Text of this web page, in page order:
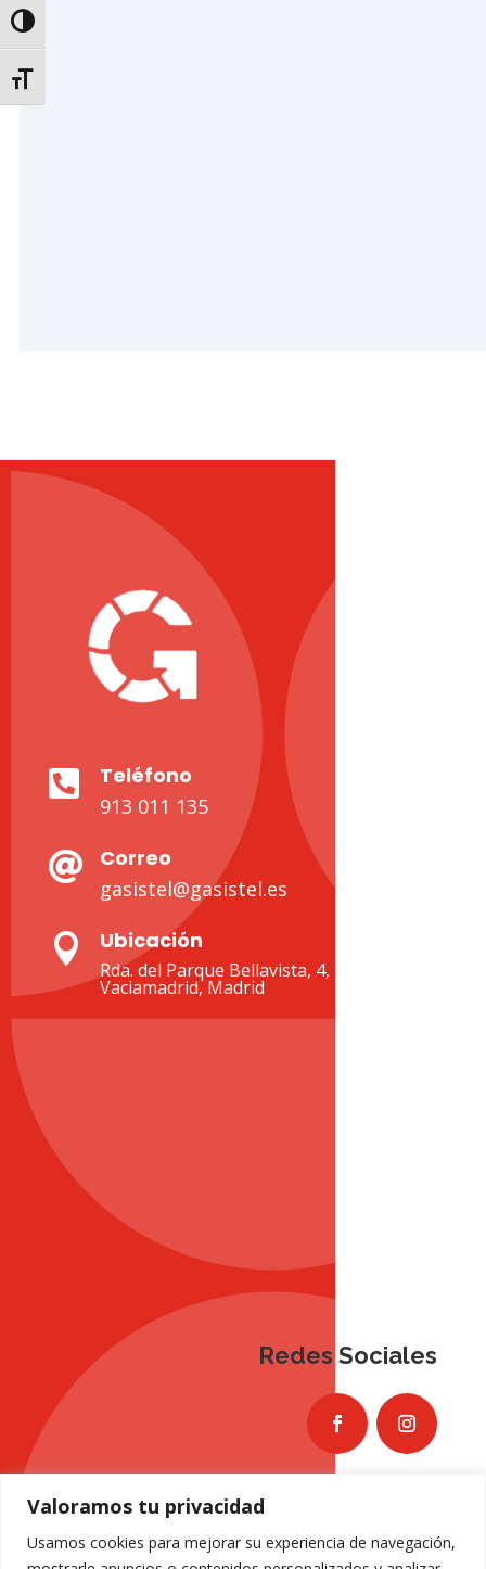
Alternar alto contraste
Alternar tamaño de letra
Valoramos tu privacidad
Usamos cookies para mejorar su experiencia de navegación,
 Teléfono
913 011 135
 Correo
gasistel@gasistel.es
 Ubicación
Rda. del Parque Bellavista, 4, 28522 Rivas-
Vaciamadrid, Madrid
Redes Sociales